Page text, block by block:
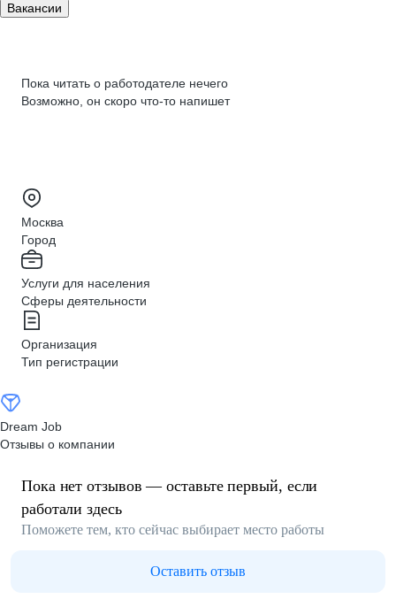
Вакансии
Пока читать о работодателе нечего
Возможно, он скоро что‑то напишет
Москва
Город
Услуги для населения
Сферы деятельности
Организация
Тип регистрации
Dream Job
Отзывы о компании
Пока нет отзывов — оставьте первый, если
работали здесь
Поможете тем, кто сейчас выбирает место работы
Оставить отзыв